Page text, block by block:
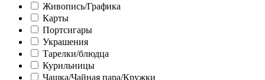
Живопись/Графика
Карты
Портсигары
Украшения
Тарелки/блюдца
Курильницы
Чашка/Чайная пара/Кружки